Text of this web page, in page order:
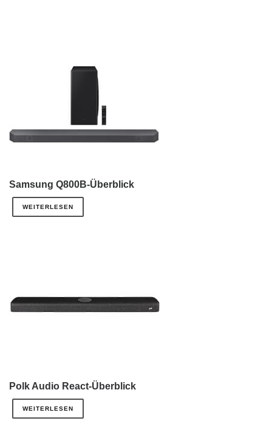
Samsung Q800B-Überblick
WEITERLESEN
Polk Audio React-Überblick
WEITERLESEN